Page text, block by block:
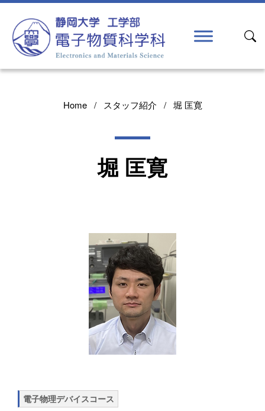
メインナビゲーション
Home スタッフ紹介 堀 匡寛
堀 匡寛
電子物理デバイスコース